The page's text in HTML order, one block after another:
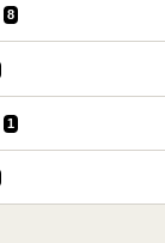
8
1